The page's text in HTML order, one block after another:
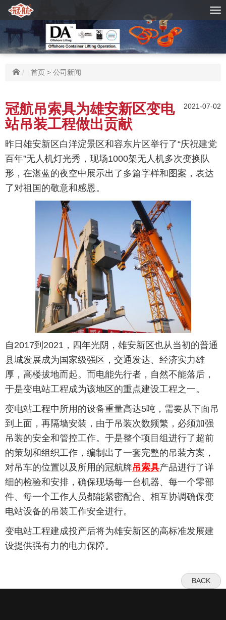
首页 > 公司新闻
2021-07-02
冠航吊索具为雄安新区变电
站吊装工程做出贡献
昨日雄安新区白洋淀景区和容东片区举行了“庆祝建党
百年”无人机灯光秀，现场1000架无人机多次变换队
形，在湛蓝的夜空中展示出了多篇字样和图案，表达
了对祖国的敬意和感恩。
自2017到2021，四年光阴，雄安新区也从当初的普通
县城发展成为国家级强区，交通发达、经济实力雄
厚，高楼拔地而起。而电能先行者，自然不能落后，
于是变电站工程成为该地区的重点建设工程之一。
变电站工程中所用的设备重量高达5吨，需要从下面吊
到上面，再隔墙安装，由于吊装次数频繁，必须加强
吊装的安全和管控工作。于是整个项目组进行了超前
的策划和组织工作，编制出了一套完整的吊装方案，
对吊车的位置以及所用的冠航牌吊索具产品进行了详
细的检验和安排，确保现场每一台机器、每一个零部
件、每一个工作人员都能紧密配合、相互协调确保变
电站设备的吊装工作安全进行。
变电站工程建成投产后将为雄安新区的高标准发展建
设提供强有力的电力保障。
BACK